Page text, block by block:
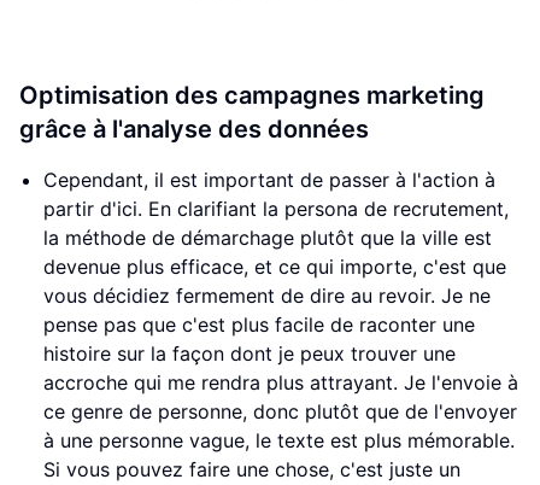
Optimisation des campagnes marketing
grâce à l'analyse des données
Cependant, il est important de passer à l'action à
partir d'ici. En clarifiant la persona de recrutement,
la méthode de démarchage plutôt que la ville est
devenue plus efficace, et ce qui importe, c'est que
vous décidiez fermement de dire au revoir. Je ne
pense pas que c'est plus facile de raconter une
histoire sur la façon dont je peux trouver une
accroche qui me rendra plus attrayant. Je l'envoie à
ce genre de personne, donc plutôt que de l'envoyer
à une personne vague, le texte est plus mémorable.
Si vous pouvez faire une chose, c'est juste un